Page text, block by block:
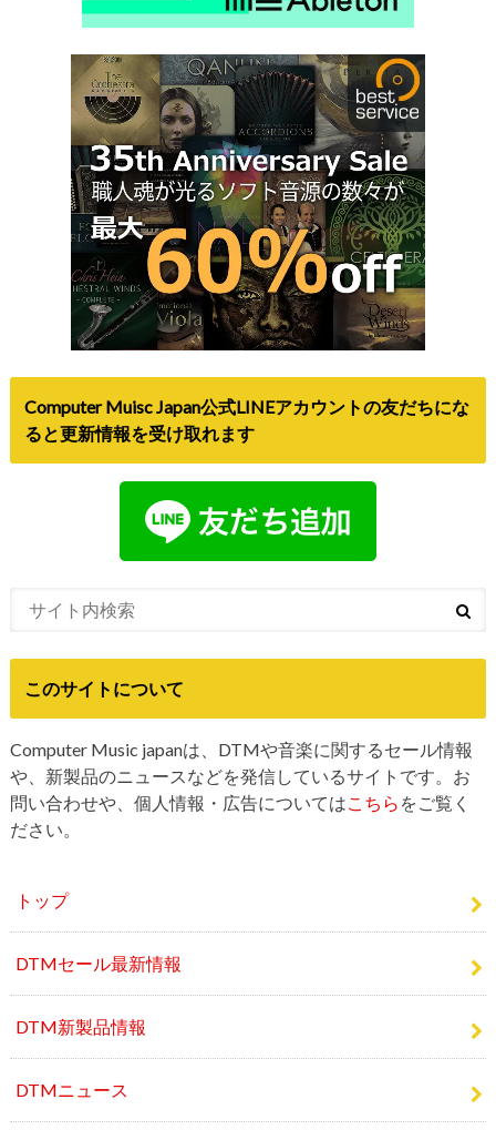
Computer Muisc Japan公式LINEアカウントの友だちにな
ると更新情報を受け取れます
このサイトについて
Computer Music japanは、DTMや音楽に関するセール情報
や、新製品のニュースなどを発信しているサイトです。お
問い合わせや、個人情報・広告についてはこちら をご覧く
ださい。
トップ
DTMセール最新情報
DTM新製品情報
DTMニュース